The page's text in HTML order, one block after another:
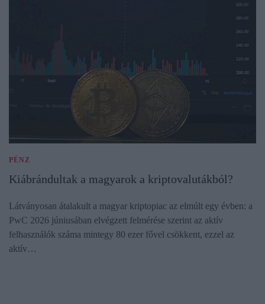
PÉNZ
Kiábrándultak a magyarok a kriptovalutákból?
Látványosan átalakult a magyar kriptopiac az elmúlt egy évben: a
PwC 2026 júniusában elvégzett felmérése szerint az aktív
felhasználók száma mintegy 80 ezer fővel csökkent, ezzel az
aktív…